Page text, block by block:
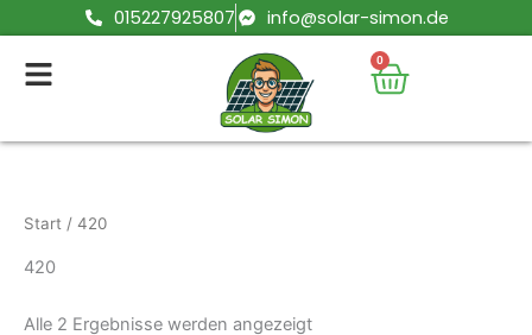
Inhalt
springen
015227925807 info@solar-simon.de
0
Start / 420
420
Alle 2 Ergebnisse werden angezeigt